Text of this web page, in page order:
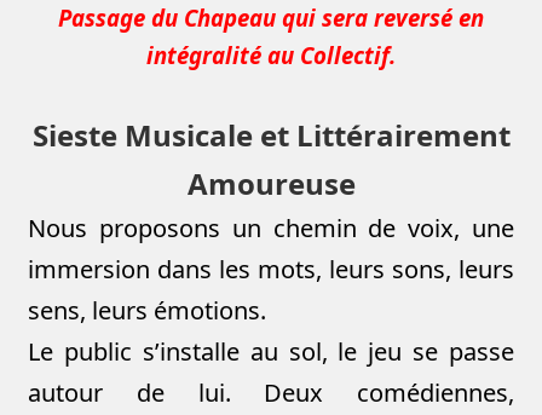
Passage du Chapeau qui sera reversé en
intégralité au Collectif.
Sieste Musicale et Littérairement
Amoureuse
Nous proposons un chemin de voix, une
immersion dans les mots, leurs sons, leurs
sens, leurs émotions.
Le public s’installe au sol, le jeu se passe
autour de lui. Deux comédiennes,